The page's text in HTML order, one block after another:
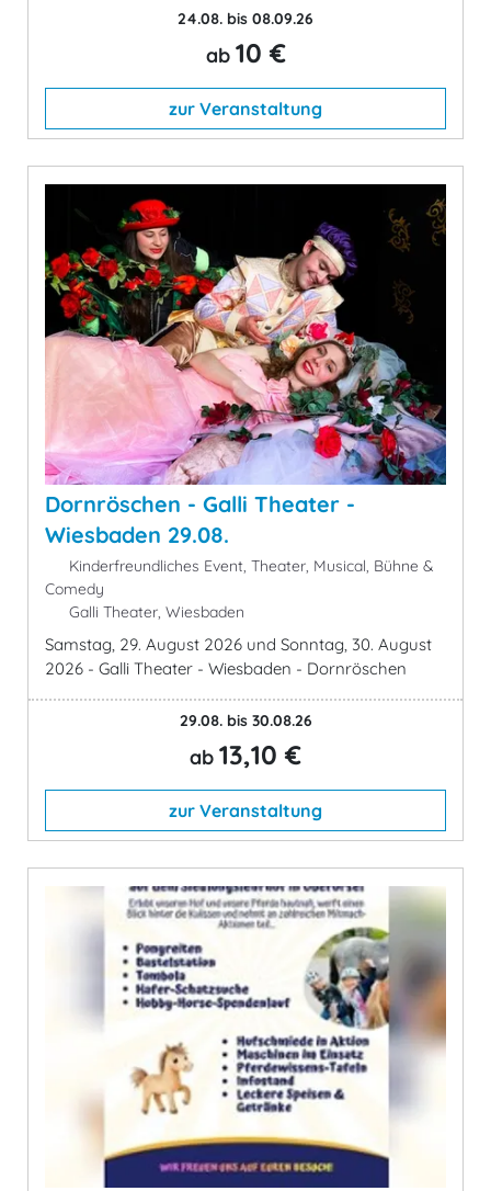
24.08. bis 08.09.26
ab 10 €
zur Veranstaltung
Dornröschen - Galli Theater -
Wiesbaden 29.08.
Kinderfreundliches Event, Theater, Musical, Bühne &
Comedy
Galli Theater, Wiesbaden
Samstag, 29. August 2026 und Sonntag, 30. August
2026 - Galli Theater - Wiesbaden - Dornröschen
29.08. bis 30.08.26
ab 13,10 €
zur Veranstaltung